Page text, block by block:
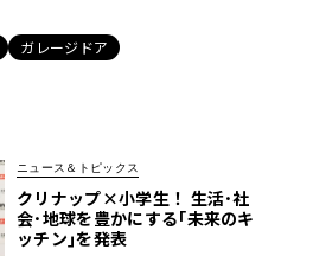
ガレージドア
ニュース＆トピックス
クリナップ×小学生！ 生活･社
会･地球を豊かにする｢未来のキ
ッチン｣を発表